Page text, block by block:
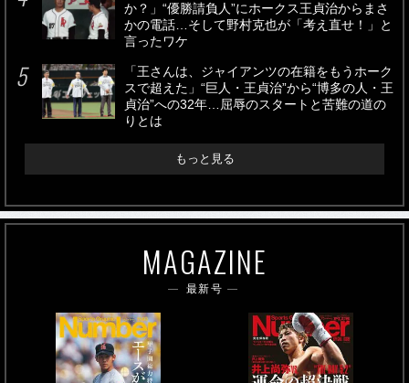
か？」“優勝請負人”にホークス王貞治からまさ
かの電話…そして野村克也が「考え直せ！」と
言ったワケ
「王さんは、ジャイアンツの在籍をもうホーク
スで超えた」“巨人・王貞治”から“博多の人・王
貞治”への32年…屈辱のスタートと苦難の道の
りとは
もっと見る
MAGAZINE
最新号